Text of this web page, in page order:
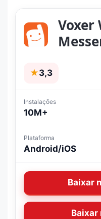
Voxer
★3,3
Instalações
10M+
Plataforma
Android/iOS
Baixar
Baixar